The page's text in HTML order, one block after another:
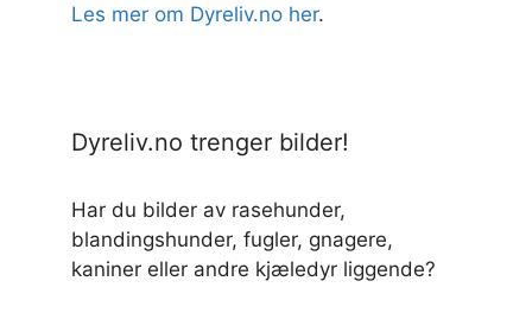
Les mer om Dyreliv.no her.
Dyreliv.no trenger bilder!
Har du bilder av rasehunder,
blandingshunder, fugler, gnagere,
kaniner eller andre kjæledyr liggende?